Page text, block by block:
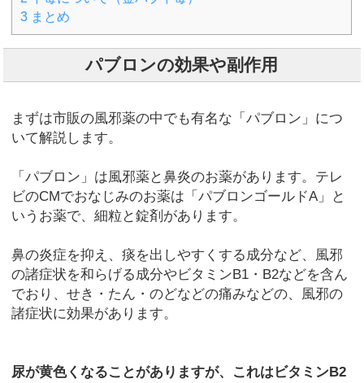
3 まとめ
パブロンの効果や副作用
まずは市販の風邪薬の中でも有名な「パブロン」につ
いて解説します。
「パブロン」は風邪薬と鼻炎のお薬があります。テレ
ビのCMでおなじみのお薬は「パブロンゴールドA」と
いうお薬で、細粒と錠剤があります。
鼻の炎症を抑え、痰を出しやすくする成分など、風邪
の諸症状を和らげる成分やビタミンB1・B2などを含ん
でおり、せき・たん・のどなどの痛みなどの、風邪の
諸症状に効果があります。
尿が黄色くなることがありますが、これはビタミンB2